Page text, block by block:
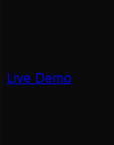
Live Demo